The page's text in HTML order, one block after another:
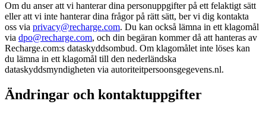
Om du anser att vi hanterar dina personuppgifter på ett felaktigt sätt
eller att vi inte hanterar dina frågor på rätt sätt, ber vi dig kontakta
oss via privacy@recharge.com. Du kan också lämna in ett klagomål
via dpo@recharge.com, och din begäran kommer då att hanteras av
Recharge.com:s dataskyddsombud. Om klagomålet inte löses kan
du lämna in ett klagomål till den nederländska
dataskyddsmyndigheten via autoriteitpersoonsgegevens.nl.
Ändringar och kontaktuppgifter